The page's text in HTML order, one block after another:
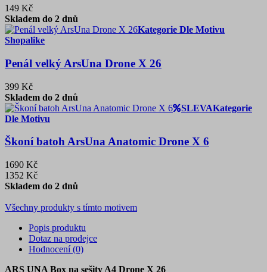
149 Kč
Skladem do 2 dnů
Kategorie Dle Motivu
Shopalike
Penál velký ArsUna Drone X 26
399 Kč
Skladem do 2 dnů
SLEVAKategorie
Dle Motivu
Škoní batoh ArsUna Anatomic Drone X 6
1690 Kč
1352 Kč
Skladem do 2 dnů
Všechny produkty s tímto motivem
Popis produktu
Dotaz na prodejce
Hodnocení (0)
ARS UNA Box na sešity A4 Drone X 26